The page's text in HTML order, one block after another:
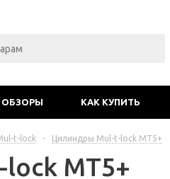
ОБЗОРЫ КАК КУПИТЬ
t-lock - Цилиндры Mul-t-lock MT5+
MT5+